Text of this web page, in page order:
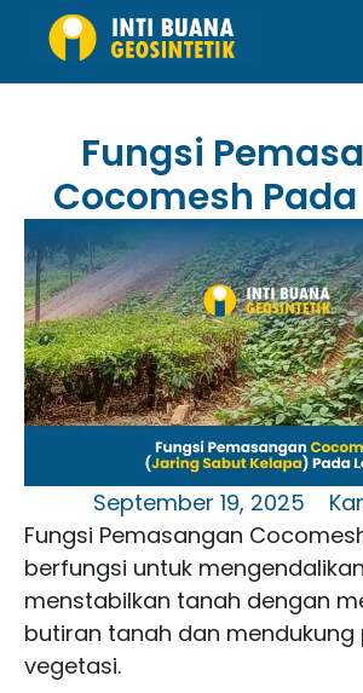
Fungsi
Cocomesh
September 19, 2025
Fungsi Pemasangan
berfungsi untuk
menstabilkan tanah dengan
butiran tanah dan
vegetasi.